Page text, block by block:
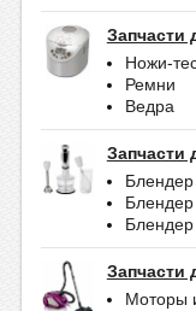
Запчасти
Ножи-
Ремни
Ведра
Запчасти
Запчасти
Моторы